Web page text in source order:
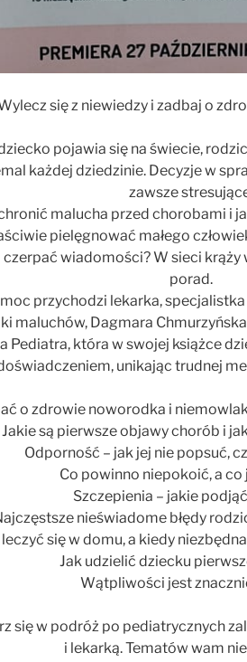
się z niewiedzy i zadbaj o
pojawia się na świecie,
każdej dziedzinie. Decyzje w
zawsze
malucha przed chorobami i
pielęgnować małego
czerpać wiadomości? W sieci
porad.
przychodzi lekarka,
maluchów, Dagmara
Pediatra, która w swojej książce
unikając trudnej
o zdrowie noworodka i
Jakie są pierwsze objawy chorób i
Odporność – jak jej nie popsuć,
Co powinno niepokoić, a co
Szczepienia – jakie
nieświadome błędy
się w domu, a kiedy
Jak udzielić dziecku
Wątpliwości jest
się w podróż po pediatrycznych
i lekarką. Tematów wam